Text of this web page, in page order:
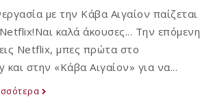
με την Κάβα Αιγαίον παίζεται
καλά άκουσες... Την επόμενη
Netflix, μπες πρώτα στο
στην «Κάβα Αιγαίον» για να...